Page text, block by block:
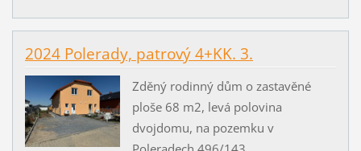
2024 Polerady, patrový 4+KK. 3.
Zděný rodinný dům o zastavěné
ploše 68 m2, levá polovina
dvojdomu, na pozemku v